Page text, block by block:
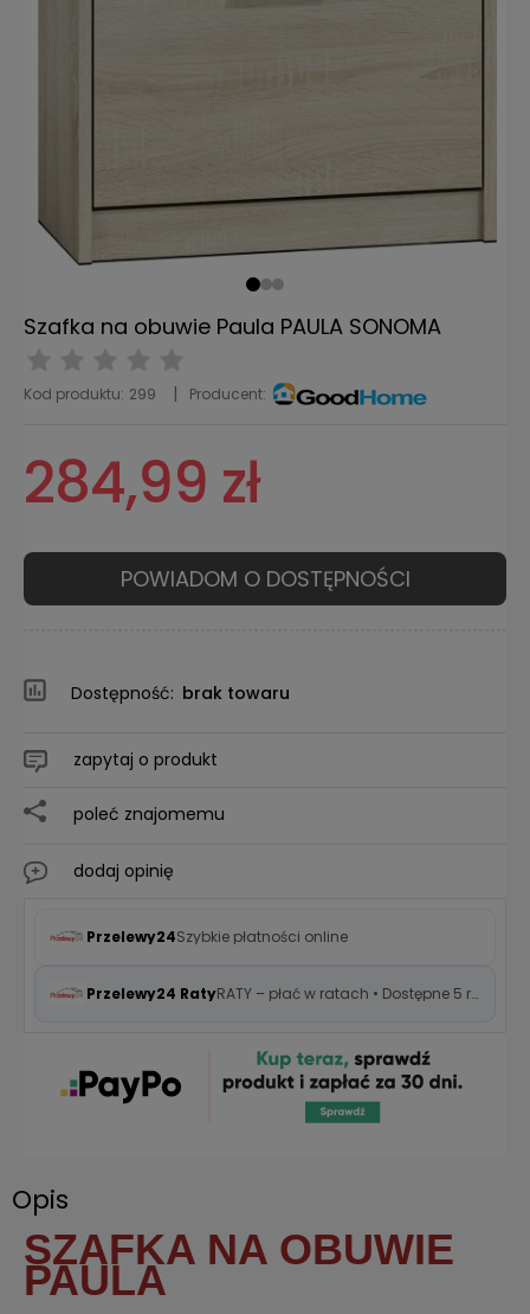
Szafka na obuwie Paula PAULA SONOMA
Kod produktu: 299 Producent:
284,99 zł
POWIADOM O DOSTĘPNOŚCI
Dostępność: brak towaru
zapytaj o produkt
poleć znajomemu
dodaj opinię
Przelewy24Szybkie płatności online
Przelewy24 Raty RATY – płać w ratach • Dostępne 5 rat 0%
Opis
SZAFKA NA OBUWIE
PAULA